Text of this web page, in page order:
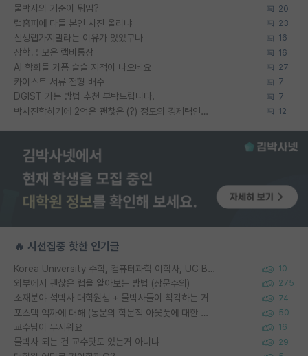
물박사의 기준이 뭐임? 20
랩홈피에 다들 본인 사진 올리냐 23
신생랩가지말라는 이유가 있었구나 16
장학금 모은 랩비통장 16
AI 학회들 거품 슬슬 지적이 나오네요 27
카이스트 서류 전형 배수 7
DGIST 가는 방법 추천 부탁드립니다. 7
박사진학하기에 2억은 괜찮은 (?) 정도의 경제력인가요 12
🔥 시선집중 핫한 인기글
Korea University 수학, 컴퓨터과학 이학사, UC Berkeley 산업공학 대학원 공학박사가 되는 것은 쉽지 않겠죠? 10
외부에서 괜찮은 랩을 알아보는 방법 (장문주의) 275
소재분야 석박사 대학원생 + 물박사들이 착각하는 거 74
포스텍 억까에 대해 (동문의 학문적 아웃풋에 대한 반박) 50
교수님이 무서워요 16
물박사 되는 건 교수탓도 있는거 아니냐 29